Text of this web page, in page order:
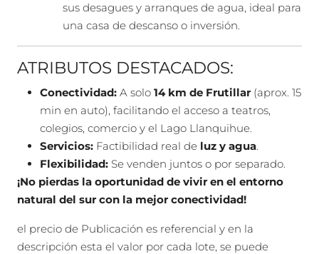
sus desagues y arranques de agua, ideal para
una casa de descanso o inversión.
ATRIBUTOS DESTACADOS:
Conectividad: A solo 14 km de Frutillar (aprox. 15
min en auto), facilitando el acceso a teatros,
colegios, comercio y el Lago Llanquihue.
Servicios: Factibilidad real de luz y agua.
Flexibilidad: Se venden juntos o por separado.
¡No pierdas la oportunidad de vivir en el entorno
natural del sur con la mejor conectividad!
el precio de Publicación es referencial y en la
descripción esta el valor por cada lote, se puede